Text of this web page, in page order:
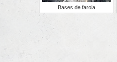
Bases de farola